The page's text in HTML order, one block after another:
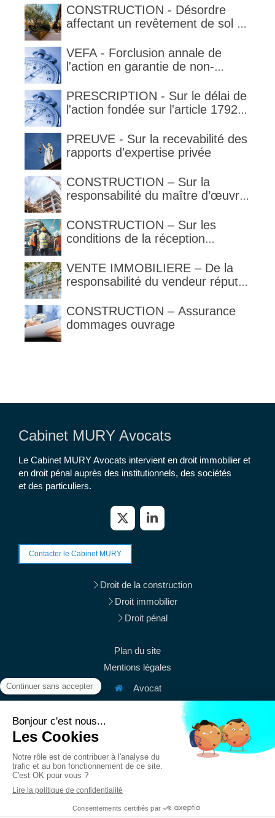
délimitant l'étendue temporelle de
la garantie en condition de la
CONSTRUCTION - Désordre
affectant un revêtement de sol et
VEFA - Forclusion annale de
l'action en garantie de non-
PRESCRIPTION - Sur le délai de
l'action fondée sur l'article 1792-
PREUVE - Sur la recevabilité des
rapports d'expertise privée
CONSTRUCTION – Sur la
responsabilité du maître d’œuvre
l’architecte supporte une
obligation de contrôle étendu
CONSTRUCTION – Sur les
conditions de la réception
VENTE IMMOBILIERE – De la
responsabilité du vendeur réputé
1792 et suivants du code civil
CONSTRUCTION – Assurance
dommages ouvrage
Cabinet MURY Avocats
Le Cabinet MURY Avocats intervient en droit immobilier et
en droit pénal auprès des institutionnels, des sociétés
et des particuliers.
Contacter le Cabinet MURY
Droit de la construction
Droit immobilier
Droit pénal
Plan du site
Mentions légales
Avocat
38 rue du Mont Thabor
Afficher le téléphone
contact@mury-avocats.fr
DuLundiauVendredi